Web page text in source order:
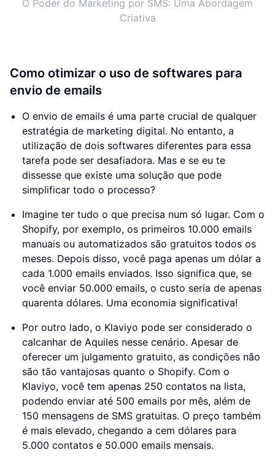
O Poder do Marketing por SMS: Uma Abordagem
Criativa
Como otimizar o uso de softwares para
envio de emails
O envio de emails é uma parte crucial de qualquer
estratégia de marketing digital. No entanto, a
utilização de dois softwares diferentes para essa
tarefa pode ser desafiadora. Mas e se eu te
dissesse que existe uma solução que pode
simplificar todo o processo?
Imagine ter tudo o que precisa num só lugar. Com o
Shopify, por exemplo, os primeiros 10.000 emails
manuais ou automatizados são gratuitos todos os
meses. Depois disso, você paga apenas um dólar a
cada 1.000 emails enviados. Isso significa que, se
você enviar 50.000 emails, o custo seria de apenas
quarenta dólares. Uma economia significativa!
Por outro lado, o Klaviyo pode ser considerado o
calcanhar de Aquiles nesse cenário. Apesar de
oferecer um julgamento gratuito, as condições não
são tão vantajosas quanto o Shopify. Com o
Klaviyo, você tem apenas 250 contatos na lista,
podendo enviar até 500 emails por mês, além de
150 mensagens de SMS gratuitas. O preço também
é mais elevado, chegando a cem dólares para
5.000 contatos e 50.000 emails mensais.